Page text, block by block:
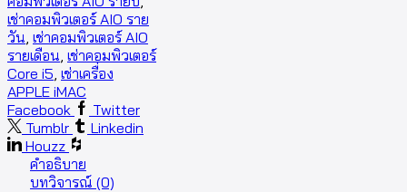
เช่าคอมพิวเตอร์ AIO ราย
วัน, เช่าคอมพิวเตอร์ AIO
รายเดือน, เช่าคอมพิวเตอร์
Core i5, เช่าเครื่อง
APPLE iMAC
Facebook
Twitter
Tumblr
Linkedin
Houzz
คำอธิบาย
บทวิจารณ์ (0)